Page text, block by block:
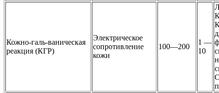
Кожно-галь-ваническая
реакция (КГР)
Электрическое
сопротивление
кожи
100—200
1 —
10